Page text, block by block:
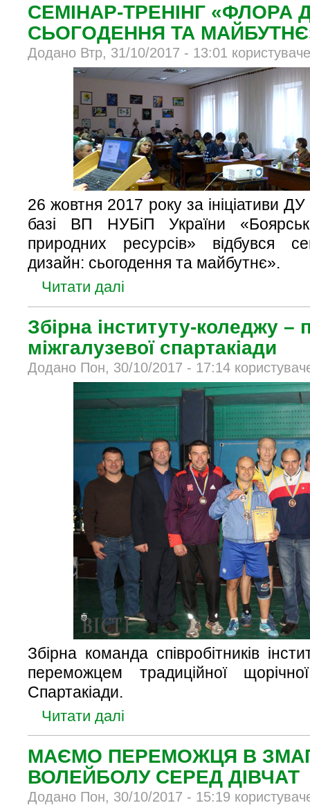
СЕМІНАР-ТРЕНІНГ «ФЛОРА
СЬОГОДЕННЯ ТА
Додано Втр, 31/10/2017 - 13:01
26 жовтня 2017 року за ініціативи
базі ВП НУБіП України
природних ресурсів» відбувся
дизайн: сьогодення та майбутнє».
Читати далі
Збірна інституту-коледжу –
міжгалузевої спартакіади
Додано Пон, 30/10/2017 - 17:14
Збірна команда співробітників
переможцем традиційної
Спартакіади.
Читати далі
МАЄМО ПЕРЕМОЖЦЯ В
ВОЛЕЙБОЛУ СЕРЕД ДІВЧАТ
Додано Пон, 30/10/2017 - 15:19